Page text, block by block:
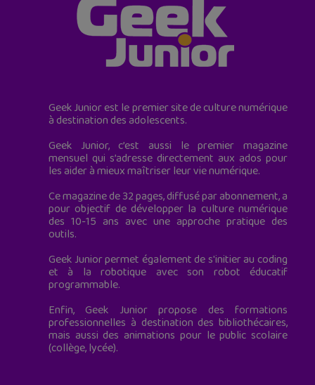
Geek Junior est le premier site de culture numérique
à destination des adolescents.
Geek Junior, c’est aussi le premier magazine
mensuel qui s’adresse directement aux ados pour
les aider à mieux maîtriser leur vie numérique.
Ce magazine de 32 pages, diffusé par abonnement, a
pour objectif de développer la culture numérique
des 10-15 ans avec une approche pratique des
outils.
Geek Junior permet également de s'initier au coding
et à la robotique avec son robot éducatif
programmable.
Enfin, Geek Junior propose des formations
professionnelles à destination des bibliothécaires,
mais aussi des animations pour le public scolaire
(collège, lycée).